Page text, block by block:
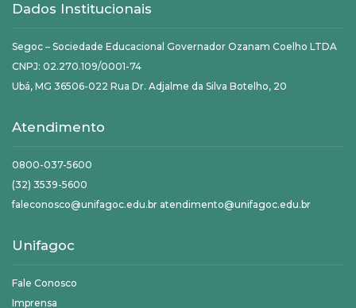
Dados Institucionais
Segoc – Sociedade Educacional Governador Ozanam Coelho LTDA
CNPJ: 02.270.109/0001-74
Ubá, MG 36506-022 Rua Dr. Adjalme da Silva Botelho, 20
Atendimento
0800-037-5600
(32) 3539-5600
faleconosco@unifagoc.edu.br atendimento@unifagoc.edu.br
Unifagoc
Fale Conosco
Imprensa